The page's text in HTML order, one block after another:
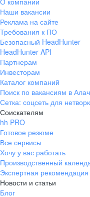
Наши вакансии
Реклама на сайте
Требования к ПО
Безопасный HeadHunter
HeadHunter API
Партнерам
Инвесторам
Каталог компаний
Поиск по вакансиям в
Сетка: соцсеть для
Соискателям
hh PRO
Готовое резюме
Все сервисы
Хочу у вас работать
Производственный
Экспертная рекомендация
Новости и статьи
Блог